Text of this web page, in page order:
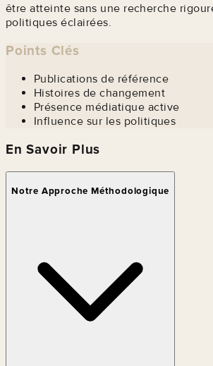
être atteinte sans une recherche
politiques éclairées.
Points Clés
Publications de référence
Histoires de changement
Présence médiatique active
Influence sur les politiques
En Savoir Plus
Notre Approche Méthodologique